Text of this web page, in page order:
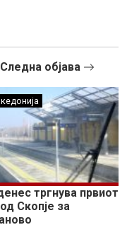
Следна објава
тргнува првиот
Скопје за